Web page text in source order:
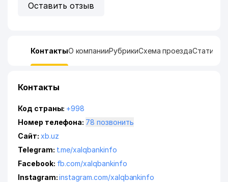
Оставить отзыв
КонтактыО компанииРубрикиСхема проезда
Контакты
Код страны: +998
Номер телефона:
78 позвонить
Сайт: xb.uz
Telegram: t.me/xalqbankinfo
Facebook: fb.com/xalqbankinfo
Instagram:instagram.com/xalqbankinfo